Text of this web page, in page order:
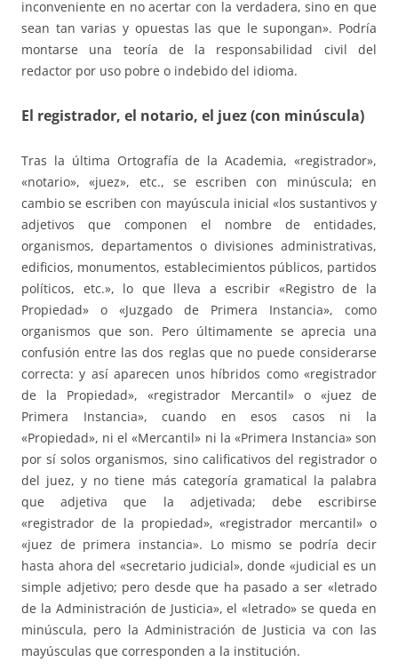
inconveniente en no acertar con la verdadera, sino en que
sean tan varias y opuestas las que le supongan». Podría
montarse una teoría de la responsabilidad civil del
redactor por uso pobre o indebido del idioma.
El registrador, el notario, el juez (con minúscula)
Tras la última Ortografía de la Academia, «registrador»,
«notario», «juez», etc., se escriben con minúscula; en
cambio se escriben con mayúscula inicial «los sustantivos y
adjetivos que componen el nombre de entidades,
organismos, departamentos o divisiones administrativas,
edificios, monumentos, establecimientos públicos, partidos
políticos, etc.», lo que lleva a escribir «Registro de la
Propiedad» o «Juzgado de Primera Instancia», como
organismos que son. Pero últimamente se aprecia una
confusión entre las dos reglas que no puede considerarse
correcta: y así aparecen unos híbridos como «registrador
de la Propiedad», «registrador Mercantil» o «juez de
Primera Instancia», cuando en esos casos ni la
«Propiedad», ni el «Mercantil» ni la «Primera Instancia» son
por sí solos organismos, sino calificativos del registrador o
del juez, y no tiene más categoría gramatical la palabra
que adjetiva que la adjetivada; debe escribirse
«registrador de la propiedad», «registrador mercantil» o
«juez de primera instancia». Lo mismo se podría decir
hasta ahora del «secretario judicial», donde «judicial es un
simple adjetivo; pero desde que ha pasado a ser «letrado
de la Administración de Justicia», el «letrado» se queda en
minúscula, pero la Administración de Justicia va con las
mayúsculas que corresponden a la institución.